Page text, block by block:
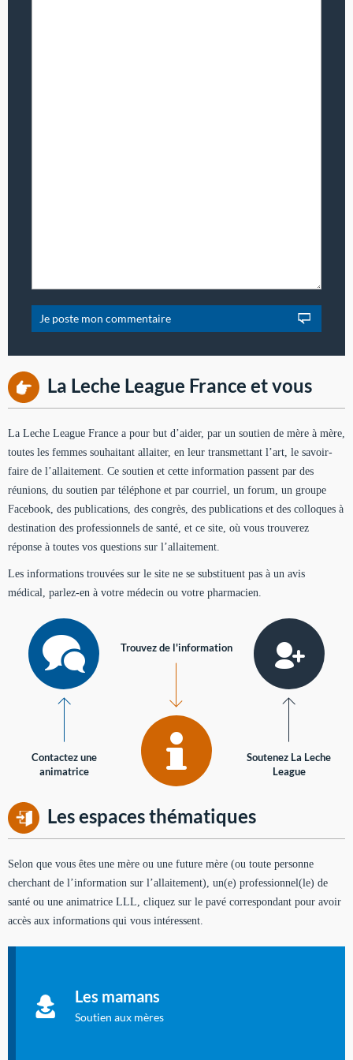
La Leche League France et vous
La Leche League France a pour but d’aider, par un soutien de mère à mère,
toutes les femmes souhaitant allaiter, en leur transmettant l’art, le savoir-
faire de l’allaitement. Ce soutien et cette information passent par des
réunions, du soutien par téléphone et par courriel, un forum, un groupe
Facebook, des publications, des congrès, des publications et des colloques à
destination des professionnels de santé, et ce site, où vous trouverez
réponse à toutes vos questions sur l’allaitement.
Les informations trouvées sur le site ne se substituent pas à un avis
médical, parlez-en à votre médecin ou votre pharmacien.
Contactez une
animatrice
Trouvez de l'information
Soutenez La Leche
League
Les espaces thématiques
Selon que vous êtes une mère ou une future mère (ou toute personne
cherchant de l’information sur l’allaitement), un(e) professionnel(le) de
santé ou une animatrice LLL, cliquez sur le pavé correspondant pour avoir
accès aux informations qui vous intéressent.
Les mamans
Soutien aux mères
à allaiter et vous informer : toutes les rubriques qui
concernent l'allaitement.